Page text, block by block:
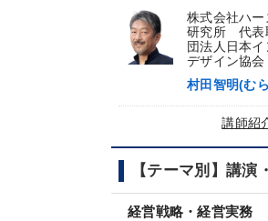
株式会社ハ
研究所 代表
団法人日本
デザイン協
村田智明(む
講師紹
【テーマ別】講演
経営戦略・経営実務